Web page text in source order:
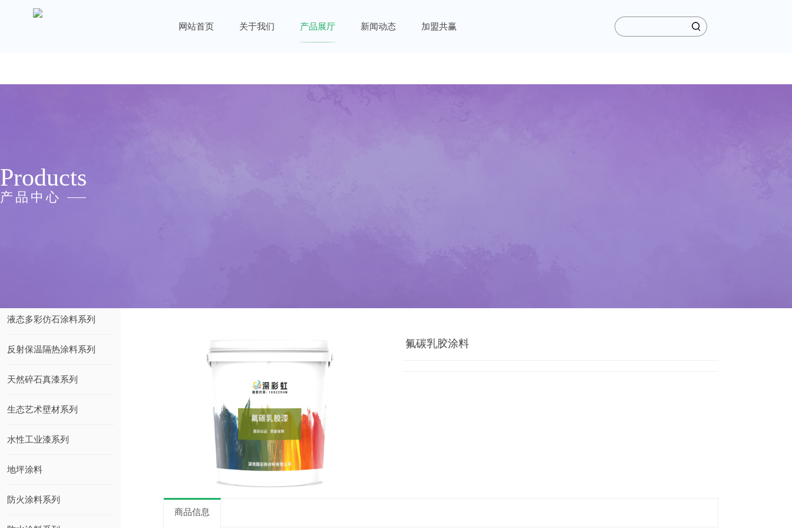
网站首页 关于我们 产品展厅 新闻动态 加盟共赢
Products
产品中心
液态多彩仿石涂料系列
反射保温隔热涂料系列
天然碎石真漆系列
生态艺术壁材系列
水性工业漆系列
地坪涂料
防火涂料系列
氟碳乳胶涂料
商品信息